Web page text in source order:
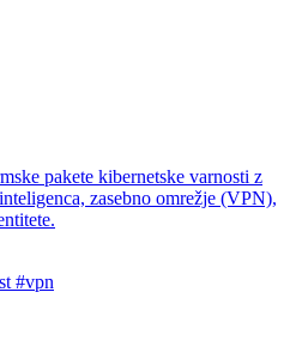
pakete kibernetske varnosti z
zasebno omrežje (VPN),
#vpn